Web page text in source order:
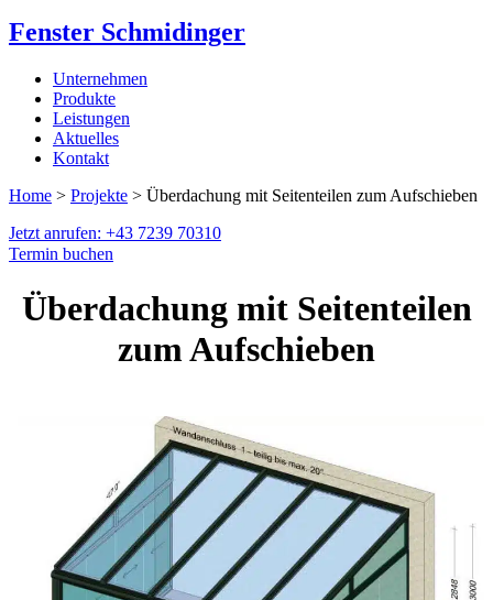
Fenster Schmidinger
Unternehmen
Produkte
Leistungen
Aktuelles
Kontakt
Home > Projekte > Überdachung mit Seitenteilen zum Aufschieben
Jetzt anrufen: +43 7239 70310
Termin buchen
Überdachung mit Seitenteilen
zum Aufschieben